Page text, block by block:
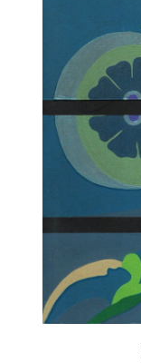
Literatura
Psihologie
Sanatate
Sociologie